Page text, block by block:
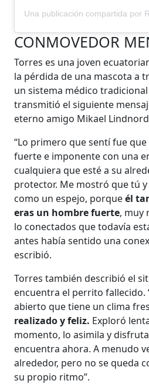
CONMOVEDOR
Torres es una joven
la pérdida de una mascota a
un sistema médico tradicional
transmitió el siguiente
eterno amigo Mikael
“Lo primero que sentí fue
fuerte e imponente con una
cualquiera que esté a su
protector. Me mostró que tú
como un espejo, porqueél
eras un hombre fuerte, muy
lo conectados que todavía
antes había sentido una
escribió.
Torres también describió el
encuentra el perrito fallecido.
abierto que tiene un clima
realizado y feliz. Exploró
momento, lo asimila y
encuentra ahora. A menudo
alrededor, pero no se queda
su propio ritmo”.